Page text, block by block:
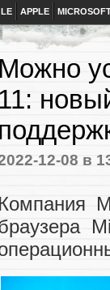
APPLE
Можно
11:
12-08 в
Компания